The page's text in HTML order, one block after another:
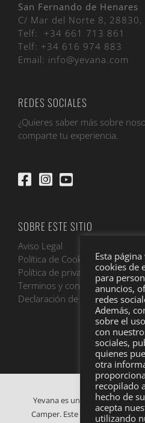
San Fernando de Henares
C/ Mar del Norte 8, 28830,
Telf: +34 661 713 861
Telf: +34 616 974 883
Email: info@yevana.com
REDES SOCIALES
¿Quieres saber más sobre
comparte tu experiencia.
SOBRE ESTE SITIO
Aviso Legal
Política de Cookies
Política de privacidad
Terminos y condiciones
Declaración de accesibilidad
Yevana es una empresa de
Camper. Este proyecto digital
Esta
cookies de
para
anuncios,
redes
Además,
sobre el
con
sociales,
quienes
otra
recopilado
hecho de
acepta
utilizando